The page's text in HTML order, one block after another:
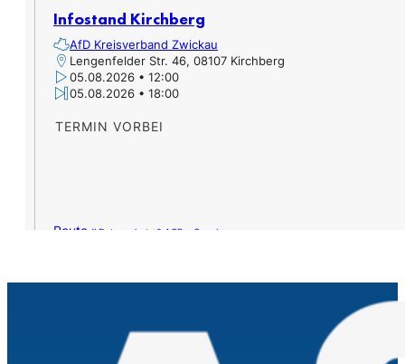
Infostand Kirchberg
AfD Kreisverband Zwickau
Lengenfelder Str. 46, 08107 Kirchberg
05.08.2026 • 12:00
05.08.2026 • 18:00
TERMIN VORBEI
Route »Datenschutz & AGB – Google